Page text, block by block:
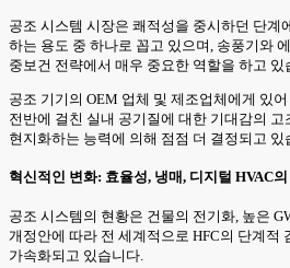
공조 시스템 시장은 쾌적성을 중시하던 단
하는 용도 중 하나로 꼽고 있으며, 송풍기와
중보건 전략에서 매우 중요한 역할을 하고 있
공조 기기의 OEM 업체 및 제조업체에게 있
전반에 걸친 실내 공기질에 대한 기대감의
현지화하는 능력에 의해 점점 더 결정되고 있
혁신적인 변화: 효율성, 냉매, 디지털 HVAC
공조 시스템의 현황은 건물의 전기화, 높은
개정안에 따라 전 세계적으로 HFC의 단계적
가속화되고 있습니다.